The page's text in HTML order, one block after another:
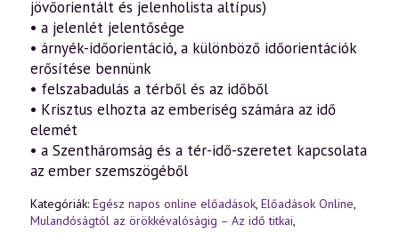
jövőorientált és jelenholista altípus)
• a jelenlét jelentősége
• árnyék-időorientáció, a különböző időorientációk
erősítése bennünk
• felszabadulás a térből és az időből
• Krisztus elhozta az emberiség számára az idő
elemét
• a Szentháromság és a tér-idő-szeretet kapcsolata
az ember szemszögéből
Kategóriák: Egész napos online előadások, Előadások Online,
Mulandóságtól az örökkévalóságig – Az idő titkai,